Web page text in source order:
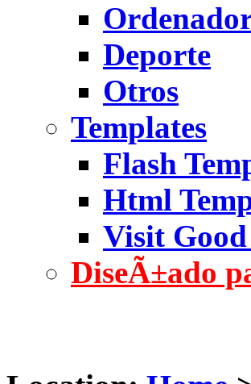
Deporte
Otros
Templates
Flash
Html
Visit
DiseÃ±ado